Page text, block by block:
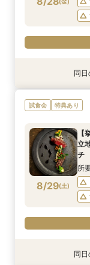
8/28(金)
【
場
特典あり
8/28(金)
【
ン
特典あり
8/28(金)
1
談*
8/28(金)
【
も
特典あり
8/28(金)
【
演
所
同日
試食会 特典あり
8/29(土)
立
チ
所
特典あり
特典あり
特典あり
特典あり同日